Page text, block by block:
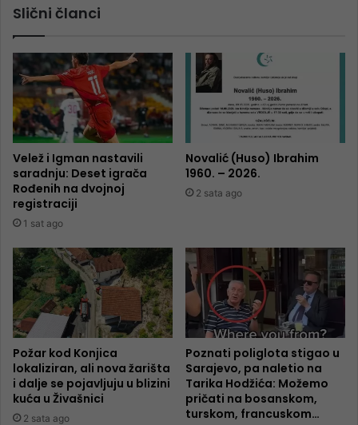
Slični članci
Velež i Igman nastavili
saradnju: Deset igrača
Rođenih na dvojnoj
registraciji
1 sat ago
Novalić (Huso) Ibrahim
1960. – 2026.
2 sata ago
Požar kod Konjica
lokaliziran, ali nova žarišta
i dalje se pojavljuju u blizini
kuća u Živašnici
2 sata ago
Poznati poliglota stigao u
Sarajevo, pa naletio na
Tarika Hodžića: Možemo
pričati na bosanskom,
turskom, francuskom…